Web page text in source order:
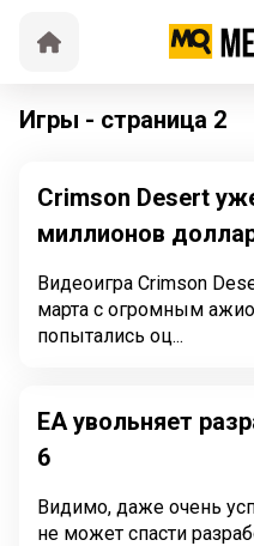
Игры - страница 2
Crimson Desert
миллионов
Видеоигра Crimson
марта с огромным
попытались оц...
EA увольняет
6
Видимо, даже очень
не может спасти